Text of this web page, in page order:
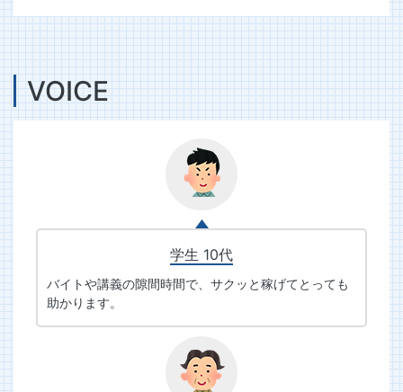
VOICE
学生 10代
バイトや講義の隙間時間で、サクッと稼げてとっても
助かります。